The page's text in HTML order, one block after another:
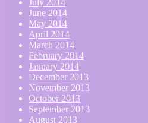
July 2014
June 2014
May 2014
April 2014
March 2014
February 2014
January 2014
December 2013
November 2013
October 2013
September 2013
August 2013